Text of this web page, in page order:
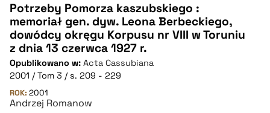
CZYSTY TEKST
pobierz cytat
BIBTEX
Potrzeby Pomorza kaszubskiego :
memoriał gen. dyw. Leona Berbeckiego,
dowódcy okręgu Korpusu nr VIII w Toruniu
z dnia 13 czerwca 1927 r.
Opublikowano w: Acta Cassubiana
2001 / Tom 3 / s. 209 - 229
ROK: 2001
Andrzej Romanow